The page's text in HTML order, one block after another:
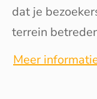
dat je
terrein
Meer